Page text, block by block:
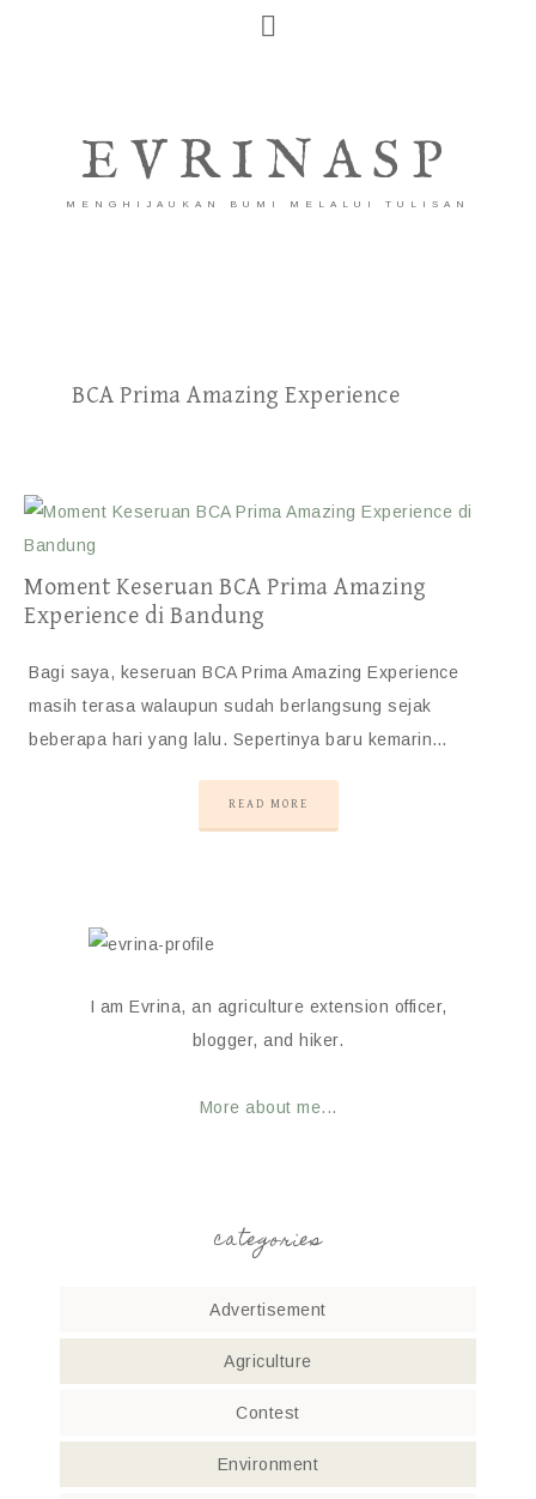
EVRINASP
MENGHIJAUKAN BUMI MELALUI TULISAN
BCA Prima Amazing Experience
Moment Keseruan BCA Prima Amazing
Experience di Bandung
Bagi saya, keseruan BCA Prima Amazing Experience
masih terasa walaupun sudah berlangsung sejak
beberapa hari yang lalu. Sepertinya baru kemarin…
READ MORE
I am Evrina, an agriculture extension officer,
blogger, and hiker.
More about me...
categories
Advertisement
Agriculture
Contest
Environment